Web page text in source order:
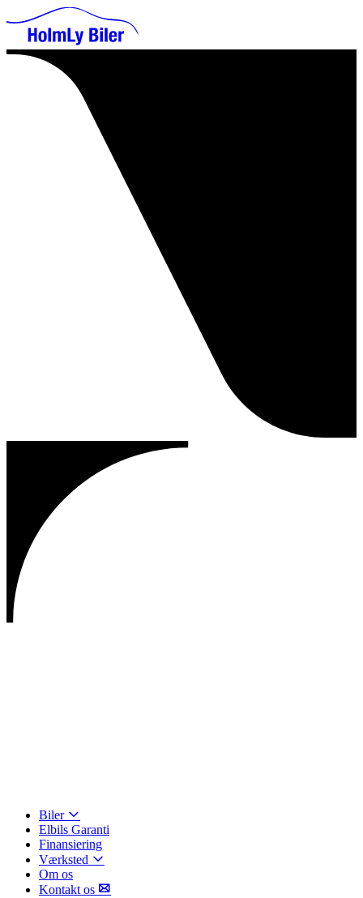
Biler
Elbils Garanti
Finansiering
Værksted
Om os
Kontakt os